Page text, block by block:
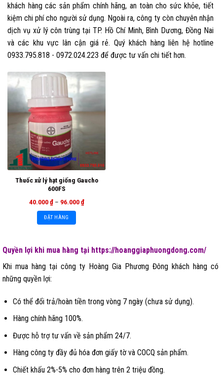
khách hàng các sản phẩm chính hãng, an toàn cho sức khỏe, tiết
kiệm chi phí cho người sử dụng. Ngoài ra, công ty còn chuyên nhận
dịch vụ xử lý côn trùng tại TP. Hồ Chí Minh, Bình Dương, Đồng Nai
và các khu vực lân cận giá rẻ. Quý khách hàng liên hệ hotline
0933.795.818 - 0972.024.223 để được tư vấn chi tiết hơn.
Thuốc xử lý hạt giống Gaucho
600FS
40.000₫ – 96.000₫
ĐẶT HÀNG
Quyền lợi khi mua hàng tại https://hoanggiaphuongdong.com/
Khi mua hàng tại công ty Hoàng Gia Phương Đông khách hàng có
những quyền lợi:
Có thể đổi trả/hoàn tiền trong vòng 7 ngày (chưa sử dụng).
Hàng chính hãng 100%.
Được hỗ trợ tư vấn về sản phẩm 24/7.
Hàng công ty đầy đủ hóa đơn giấy tờ và COCQ sản phẩm.
Chiết khấu 2%-5% cho đơn hàng trên 2 triệu đồng.